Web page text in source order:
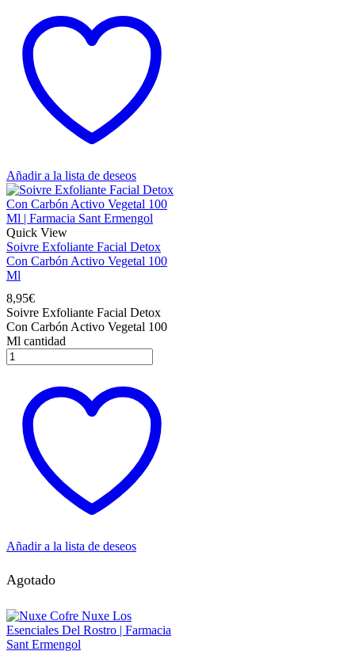
Añadir a la lista de deseos
Quick View
Soivre Exfoliante Facial Detox
Con Carbón Activo Vegetal 100
Ml
8,95€
Soivre Exfoliante Facial Detox
Con Carbón Activo Vegetal 100
Ml cantidad
Añadir a la lista de deseos
Agotado